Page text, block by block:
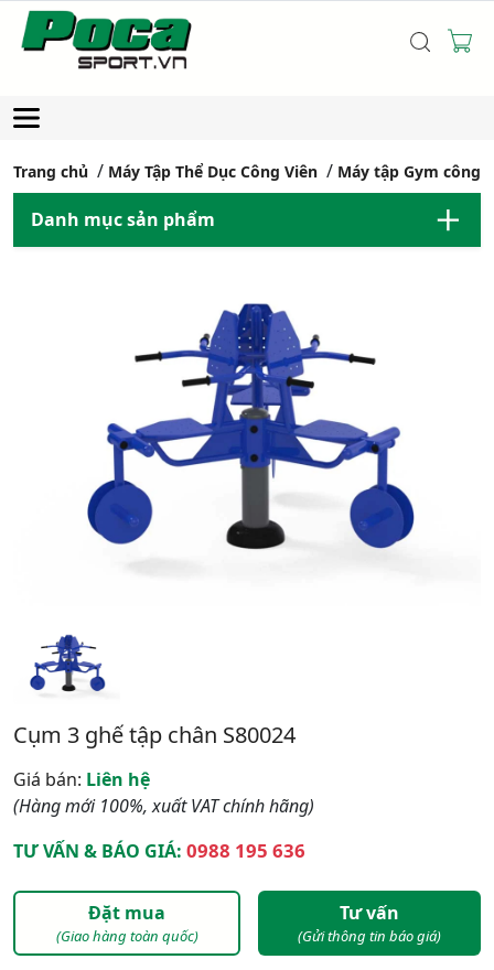
Trang chủ Máy Tập Thể Dục Công Viên Máy tập Gym công
Danh mục sản phẩm
Cụm 3 ghế tập chân S80024
Giá bán: Liên hệ
(Hàng mới 100%, xuất VAT chính hãng)
TƯ VẤN & BÁO GIÁ: 0988 195 636
Đặt mua
(Giao hàng toàn quốc)
Tư vấn
(Gửi thông tin báo giá)